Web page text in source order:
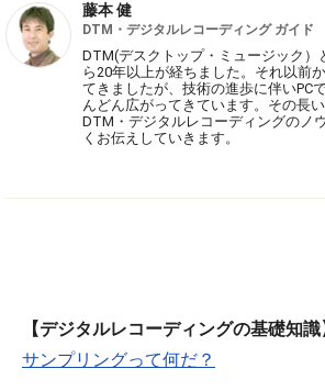
藤本 健
DTM・デジタルレコーディング ガイド
DTM(デスクトップ・ミュージック）
ら20年以上が経ちました。それ以前
てきましたが、技術の進歩に伴いPC
んどん広がってきています。その長
DTM・デジタルレコーディングのノ
くお伝えしていきます。
【デジタルレコーディングの基礎知
サンプリングって何だ？